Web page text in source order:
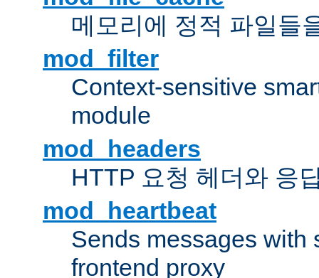
메모리에 정적 파일들
mod_filter
Context-sensitive
module
mod_headers
HTTP 요청 헤더와 응
mod_heartbeat
Sends messages with
frontend proxy